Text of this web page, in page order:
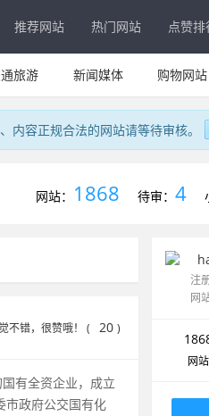
推荐网站 热门网站 点赞排
旅游 新闻媒体 购物网站
容正规合法的网站请等待审核。
网站： 1868 待审： 4
不错，很赞哦！ ( 20 )
有全资企业，成立
市政府公交国有化
注
网
网站